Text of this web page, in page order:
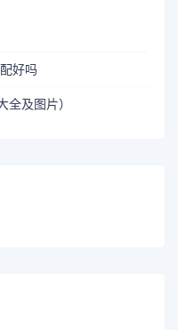
好吗
全及图片）